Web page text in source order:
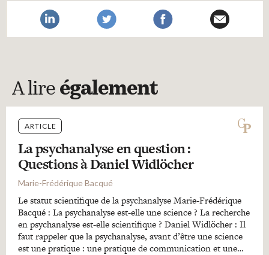
A lire également
ARTICLE
La psychanalyse en question :
Questions à Daniel Widlöcher
Marie-Frédérique Bacqué
Le statut scientifique de la psychanalyse Marie-Frédérique
Bacqué : La psychanalyse est-elle une science ? La recherche
en psychanalyse est-elle scientifique ? Daniel Widlöcher : Il
faut rappeler que la psychanalyse, avant d’être une science
est une pratique : une pratique de communication et une…